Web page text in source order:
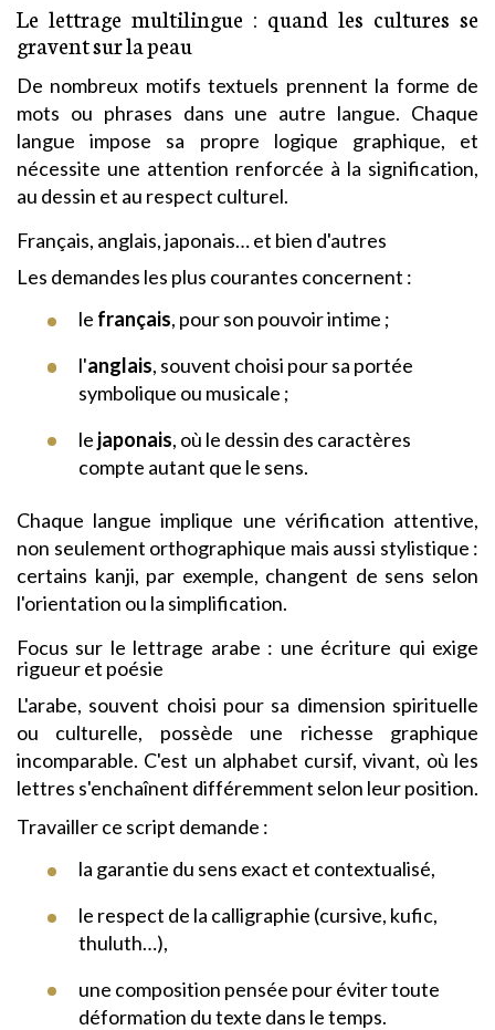
Le lettrage multilingue : quand les cultures se
gravent sur la peau
De nombreux motifs textuels prennent la forme de
mots ou phrases dans une autre langue. Chaque
langue impose sa propre logique graphique, et
nécessite une attention renforcée à la signification,
au dessin et au respect culturel.
Français, anglais, japonais… et bien d'autres
Les demandes les plus courantes concernent :
le français, pour son pouvoir intime ;
l'anglais, souvent choisi pour sa portée
symbolique ou musicale ;
le japonais, où le dessin des caractères
compte autant que le sens.
Chaque langue implique une vérification attentive,
non seulement orthographique mais aussi stylistique :
certains kanji, par exemple, changent de sens selon
l'orientation ou la simplification.
Focus sur le lettrage arabe : une écriture qui exige
rigueur et poésie
L'arabe, souvent choisi pour sa dimension spirituelle
ou culturelle, possède une richesse graphique
incomparable. C'est un alphabet cursif, vivant, où les
lettres s'enchaînent différemment selon leur position.
Travailler ce script demande :
la garantie du sens exact et contextualisé,
le respect de la calligraphie (cursive, kufic,
thuluth…),
une composition pensée pour éviter toute
déformation du texte dans le temps.